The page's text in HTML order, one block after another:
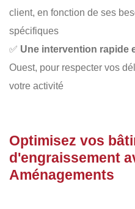
client, en fonction de ses
spécifiques
✅ Une intervention rapide
Ouest, pour respecter vos
votre activité
Optimisez vos
d'engraissement
Aménagements